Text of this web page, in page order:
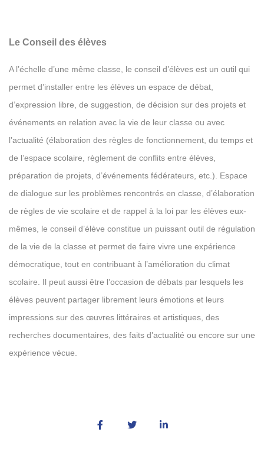
Le Conseil des élèves
A l’échelle d’une même classe, le conseil d’élèves est un outil qui
permet d’installer entre les élèves un espace de débat,
d’expression libre, de suggestion, de décision sur des projets et
événements en relation avec la vie de leur classe ou avec
l’actualité (élaboration des règles de fonctionnement, du temps et
de l’espace scolaire, règlement de conflits entre élèves,
préparation de projets, d’événements fédérateurs, etc.). Espace
de dialogue sur les problèmes rencontrés en classe, d’élaboration
de règles de vie scolaire et de rappel à la loi par les élèves eux-
mêmes, le conseil d’élève constitue un puissant outil de régulation
de la vie de la classe et permet de faire vivre une expérience
démocratique, tout en contribuant à l’amélioration du climat
scolaire. Il peut aussi être l’occasion de débats par lesquels les
élèves peuvent partager librement leurs émotions et leurs
impressions sur des œuvres littéraires et artistiques, des
recherches documentaires, des faits d’actualité ou encore sur une
expérience vécue.